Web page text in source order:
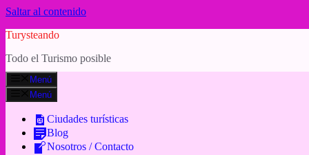
Saltar al contenido
Turysteando
Todo el Turismo posible
Menú
Menú
Ciudades turísticas
Blog
Nosotros / Contacto